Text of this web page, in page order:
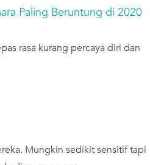
Paling Beruntung di 2020
rasa kurang percaya diri dan
Mungkin sedikit sensitif tapi